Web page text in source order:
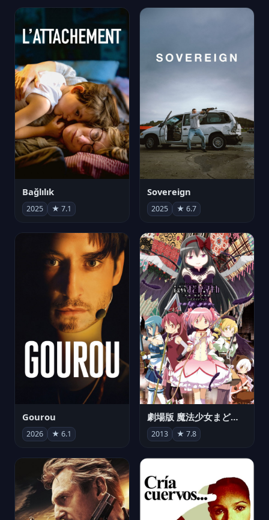
Bağlılık
2025 ★ 7.1
Sovereign
2025 ★ 6.7
Gourou
2026 ★ 6.1
劇場版 魔法少女まどか☆マギカ[新編]叛逆の物語
2013 ★ 7.8